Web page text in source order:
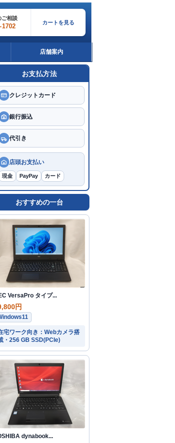
ご相談
1702 カートを見る
店舗案内
お支払方法
クレジットカード
銀行振込
代引き
店頭お支払い
現金 PayPay カード
おすすめの一台
VersaPro タイプ...
円
宅ワーク向き：Webカメラ搭
・256 GB SSD(PCIe)
dynabook...